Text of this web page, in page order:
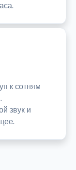
к сотням
звук и